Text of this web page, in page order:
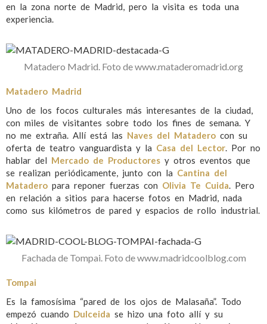
en la zona norte de Madrid, pero la visita es toda una
experiencia.
Matadero Madrid. Foto de www.mataderomadrid.org
Matadero Madrid
Uno de los focos culturales más interesantes de la ciudad,
con miles de visitantes sobre todo los fines de semana. Y
no me extraña. Allí está las Naves del Matadero con su
oferta de teatro vanguardista y la Casa del Lector. Por no
hablar del Mercado de Productores y otros eventos que
se realizan periódicamente, junto con la Cantina del
Matadero para reponer fuerzas con Olivia Te Cuida. Pero
en relación a sitios para hacerse fotos en Madrid, nada
como sus kilómetros de pared y espacios de rollo industrial.
Fachada de Tompai. Foto de www.madridcoolblog.com
Tompai
Es la famosísima “pared de los ojos de Malasaña”. Todo
empezó cuando Dulceida se hizo una foto allí y su